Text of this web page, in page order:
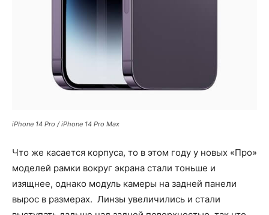
iPhone 14 Pro / iPhone 14 Pro Max
Что же касается корпуса, то в этом году у новых «Про»
моделей рамки вокруг экрана стали тоньше и
изящнее, однако модуль камеры на задней панели
вырос в размерах. Линзы увеличились и стали